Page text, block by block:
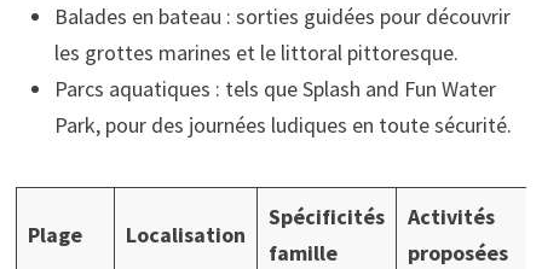
Balades en bateau : sorties guidées pour découvrir
les grottes marines et le littoral pittoresque.
Parcs aquatiques : tels que Splash and Fun Water
Park, pour des journées ludiques en toute sécurité.
Plage Localisation
Spécificités
famille
Activités
proposées